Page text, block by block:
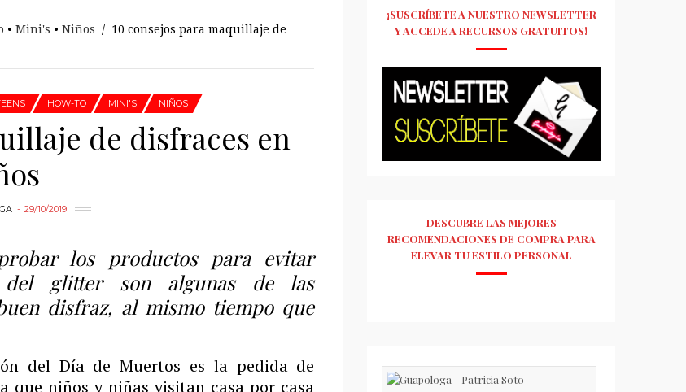
• Mini's • Niños / 10 consejos para maquillaje de
HOW-TO MINI'S NIÑOS
de disfraces en
29/10/2019
los productos para evitar
glitter son algunas de las
disfraz, al mismo tiempo que
del Día de Muertos es la pedida de
que niños y niñas visitan casa por casa
¡SUSCRÍBETE A NUESTRO NEWSLETTER
Y ACCEDE A RECURSOS GRATUITOS!
DESCUBRE LAS MEJORES
RECOMENDACIONES DE COMPRA PARA
ELEVAR TU ESTILO PERSONAL